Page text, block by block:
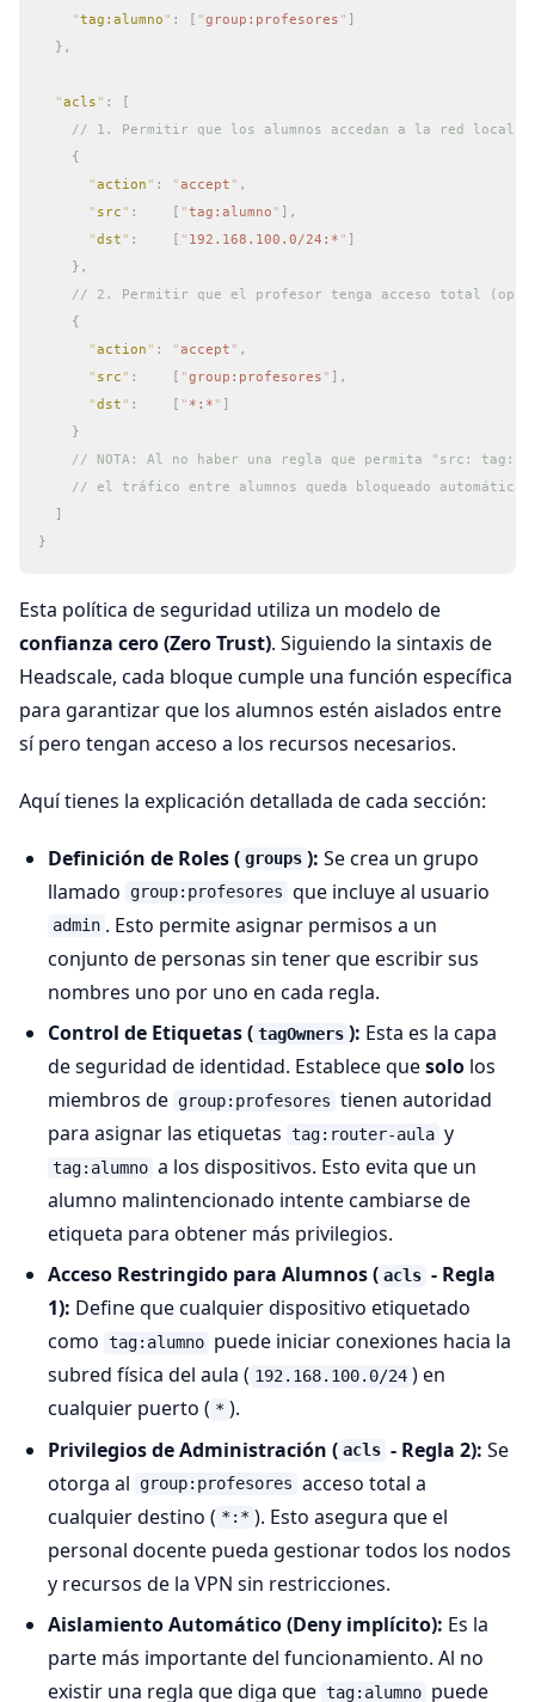
    "
tag:alumno " : [ "group:profesores " ]
  },
  "
acls " :
[
// 1. Permitir que los alumnos accedan a la red local
    {
      "
action " : "accept " ,
      "
src " :
    [
"tag:alumno " ],
      "
dst " :
    [
" 192.168.100.0/24:* " ]
    },
// 2. Permitir que el profesor tenga acceso total
    {
      "
action " : "accept " ,
      "
src " :
    [
"group:profesores " ],
      "
dst " :
    [
" *:* " ]
    }
// NOTA: Al no haber una regla que permita "src:
// el tráfico entre alumnos queda bloqueado
  ]
}
Esta política de seguridad utiliza un modelo de
confianza cero (Zero Trust). Siguiendo la sintaxis de
Headscale, cada bloque cumple una función específica
para garantizar que los alumnos estén aislados entre
sí pero tengan acceso a los recursos necesarios.
Aquí tienes la explicación detallada de cada sección:
Definición de Roles ( groups ): Se crea un grupo
llamado
group:profesores que incluye al usuario
admin . Esto permite asignar permisos a un
conjunto de personas sin tener que escribir sus
nombres uno por uno en cada regla.
Control de Etiquetas ( tagOwners ): Esta es la capa
de seguridad de identidad. Establece quesolo los
miembros de group:profesores tienen autoridad
para asignar las etiquetas tag:router-aula y
tag:alumno a los dispositivos. Esto evita que un
alumno malintencionado intente cambiarse de
etiqueta para obtener más privilegios.
Acceso Restringido para Alumnos ( acls - Regla
1): Define que cualquier dispositivo etiquetado
como tag:alumno puede iniciar conexiones hacia la
subred física del aula ( 192.168.100.0/24 ) en
cualquier puerto ( * ).
Privilegios de Administración ( acls - Regla 2): Se
otorga al
group:profesores acceso total a
cualquier destino ( *:* ). Esto asegura que el
personal docente pueda gestionar todos los nodos
y recursos de la VPN sin restricciones.
Aislamiento Automático (Deny implícito): Es la
parte más importante del funcionamiento. Al no
existir una regla que diga que tag:alumno puede